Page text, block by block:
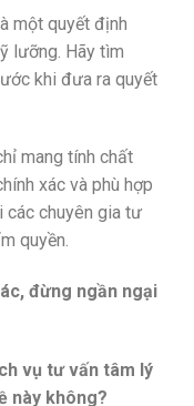
một quyết định
lưỡng. Hãy tìm
khi đưa ra quyết
mang tính chất
xác và phù hợp
các chuyên gia tư
quyền.
đừng ngần ngại
vụ tư vấn tâm lý
này không?